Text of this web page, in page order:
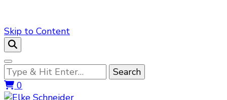
Skip to Content
Looking
for
Something?
0